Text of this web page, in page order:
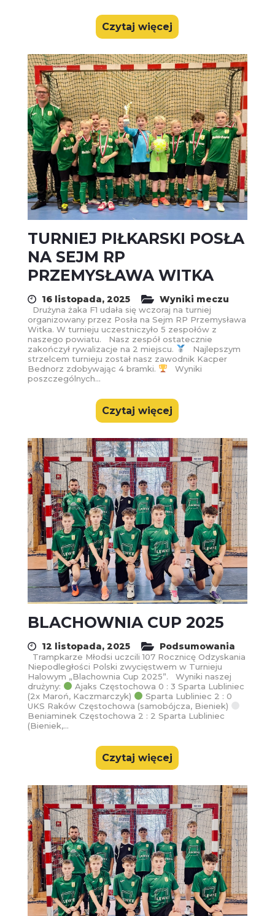
Czytaj więcej
TURNIEJ PIŁKARSKI POSŁA
NA SEJM RP
PRZEMYSŁAWA WITKA
16 listopada, 2025 Wyniki meczu
Drużyna żaka F1 udała się wczoraj na turniej
organizowany przez Posła na Sejm RP Przemysława
Witka. W turnieju uczestniczyło 5 zespołów z
naszego powiatu. Nasz zespół ostatecznie
zakończył rywalizacje na 2 miejscu.
Najlepszym
strzelcem turnieju został nasz zawodnik Kacper
Bednorz zdobywając 4 bramki.
Wyniki
poszczególnych...
Czytaj więcej
BLACHOWNIA CUP 2025
12 listopada, 2025 Podsumowania
Trampkarze Młodsi uczcili 107 Rocznicę Odzyskania
Niepodległości Polski zwycięstwem w Turnieju
Halowym „Blachownia Cup 2025”. Wyniki naszej
drużyny:
Ajaks Częstochowa 0 : 3 Sparta Lubliniec
(2x Maroń, Kaczmarczyk)
Sparta Lubliniec 2 : 0
UKS Raków Częstochowa (samobójcza, Bieniek)
Beniaminek Częstochowa 2 : 2 Sparta Lubliniec
(Bieniek,...
Czytaj więcej